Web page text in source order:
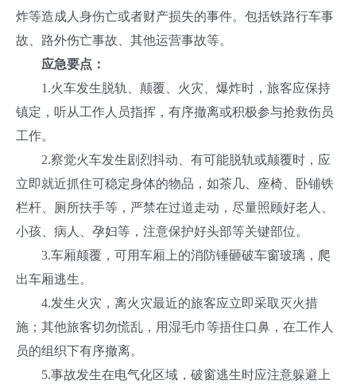
炸等造成人身伤亡或者财产损失的事件。包括铁路行车事
故、路外伤亡事故、其他运营事故等。
应急要点：
1.火车发生脱轨、颠覆、火灾、爆炸时，旅客应保持
镇定，听从工作人员指挥，有序撤离或积极参与抢救伤员
工作。
2.察觉火车发生剧烈抖动、有可能脱轨或颠覆时，应
立即就近抓住可稳定身体的物品，如茶几、座椅、卧铺铁
栏杆、厕所扶手等，严禁在过道走动，尽量照顾好老人、
小孩、病人、孕妇等，注意保护好头部等关键部位。
3.车厢颠覆，可用车厢上的消防锤砸破车窗玻璃，爬
出车厢逃生。
4.发生火灾，离火灾最近的旅客应立即采取灭火措
施；其他旅客切勿慌乱，用湿毛巾等捂住口鼻，在工作人
员的组织下有序撤离。
5.事故发生在电气化区域，破窗逃生时应注意躲避上